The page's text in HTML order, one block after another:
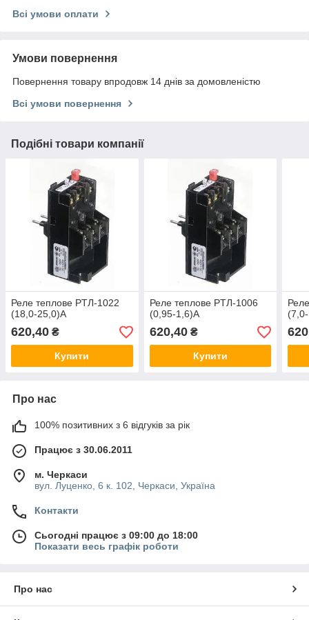
Всі умови оплати
Умови повернення
Повернення товару впродовж 14 днів за домовленістю
Всі умови повернення
Подібні товари компанії
Реле теплове PTЛ-1022
(18,0-25,0)А
620,40 ₴
Купити
Реле теплове PTЛ-1006
(0,95-1,6)А
620,40₴
Купити
Про нас
100% позитивних з 6 відгуків за рік
Працює з 30.06.2011
м. Черкаси
вул. Луценко, 6 к. 102, Черкаси, Україна
Контакти
Сьогодні працює з 09:00 до 18:00
Показати весь графік роботи
Про нас